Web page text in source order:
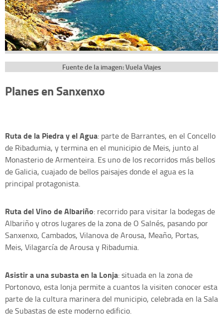
Fuente de la imagen: Vuela Viajes
Planes en Sanxenxo
Ruta de la Piedra y el Agua: parte de Barrantes, en el Concello
de Ribadumia, y termina en el municipio de Meis, junto al
Monasterio de Armenteira. Es uno de los recorridos más bellos
de Galicia, cuajado de bellos paisajes donde el agua es la
principal protagonista.
Ruta del Vino de Albariño: recorrido para visitar la bodegas de
Albariño y otros lugares de la zona de O Salnés, pasando por
Sanxenxo, Cambados, Vilanova de Arousa, Meaño, Portas,
Meis, Vilagarcía de Arousa y Ribadumia.
Asistir a una subasta en la Lonja: situada en la zona de
Portonovo, esta lonja permite a cuantos la visiten conocer esta
parte de la cultura marinera del municipio, celebrada en la Sala
de Subastas de este moderno edificio.